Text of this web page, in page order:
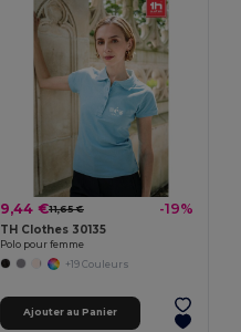
9,44 €11,65 € -19%
TH Clothes 30135
Polo pour femme
+19 Couleurs
Ajouter au Panier